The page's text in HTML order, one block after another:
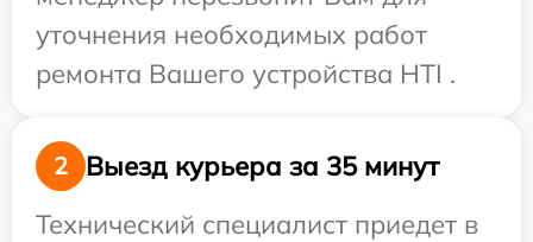
уточнения необходимых работ
ремонта Вашего устройства HTI .
2
Выезд курьера за 35 минут
Технический специалист приедет в